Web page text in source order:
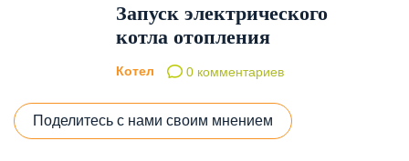
Запуск электрического
котла отопления
Котел 0 комментариев
Поделитесь с нами своим мнением